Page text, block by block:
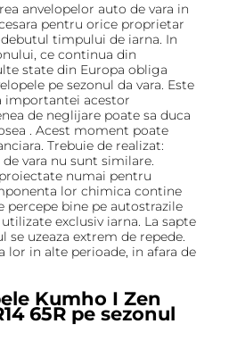
anvelopelor auto de vara in
pentru orice proprietar
timpului de iarna. In
ce continua din
state din Europa obliga
pe sezonul da vara. Este
importantei acestor
de neglijare poate sa duca
. Acest moment poate
Trebuie de realizat:
vara nu sunt similare.
numai pentru
lor chimica contine
percepe bine pe autostrazile
exclusiv iarna. La sapte
se uzeaza extrem de repede.
lor in alte perioade, in afara de
Kumho I Zen
65R pe sezonul